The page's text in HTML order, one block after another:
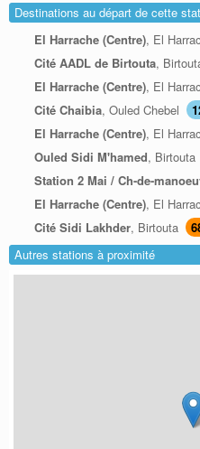
Destinations au départ de cette
El Harrache (Centre), El
Cité AADL de Birtouta,
El Harrache (Centre), El
Cité Chaibia, Ouled Chebel
El Harrache (Centre), El
Ouled Sidi M'hamed, Birtouta
Station 2 Mai / Ch-de-
El Harrache (Centre), El
Cité Sidi Lakhder, Birtouta
Autres stations à proximité